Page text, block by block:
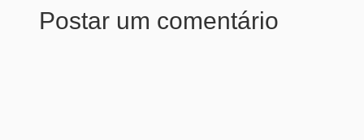
Postar um comentário